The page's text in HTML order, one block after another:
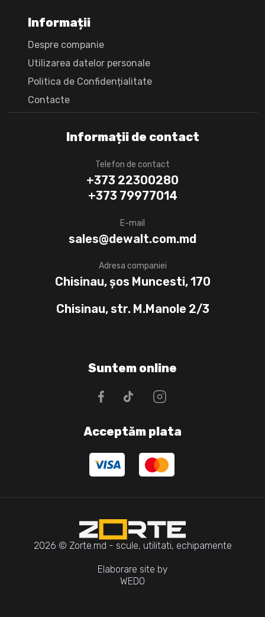
Informații de contact
Telefon de contact
+373 22300280
+373 79977014
E-mail
sales@dewalt.com.md
Adresa companiei
Chisinau, șos Muncesti, 170
Chisinau, str. M.Manole 2/3
Informații
Despre companie
Utilizarea datelor personale
Politica de Confidențialitate
Сontacte
Suntem online
Acceptăm plata
2026 © Zorte.md - scule, utilitati, echipamente
Elaborare site by
WEDO